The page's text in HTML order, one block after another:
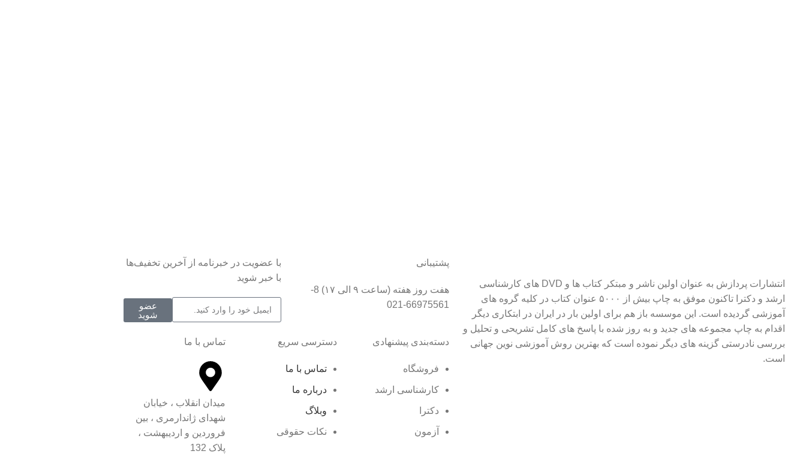
انتشارات پردازش به عنوان اولین ناشر و مبتکر کتاب ها و DVD های کارشناسی
ارشد و دکترا تاکنون موفق به چاپ بیش از ۵۰۰۰ عنوان کتاب در کلیه گروه های
آموزشی گردیده است. این موسسه باز هم برای اولین بار در ایران در ابتکاری دیگر
اقدام به چاپ مجموعه های جدید و به روز شده با پاسخ های کامل تشریحی و تحلیل و
بررسی نادرستی گزینه های دیگر نموده است که بهترین روش آموزشی نوین جهانی
است.
پشتیبانی
هفت روز هفته (ساعت ۹ الی ۱۷) 8-
66975561-021
با عضویت در خبرنامه از آخرین تخفیف‌ها
با خبر شوید
عضو
شوید
دسته‌بندی پیشنهادی
فروشگاه
کارشناسی ارشد
دکترا
آزمون
دسترسی سریع
تماس با ما
درباره ما
وبلاگ
نکات حقوقی
تماس با ما
میدان انقلاب ، خیابان
شهدای ژاندارمری ، بین
فروردین و اردیبهشت ،
پلاک 132